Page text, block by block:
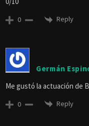
0 Reply
Germán
Me gustó la actuación de
0 Reply